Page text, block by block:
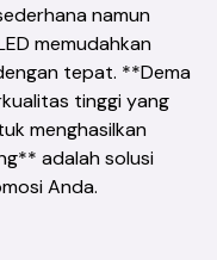
namun
memudahkan
tepat. **Dema
tinggi yang
menghasilkan
adalah solusi
Anda.